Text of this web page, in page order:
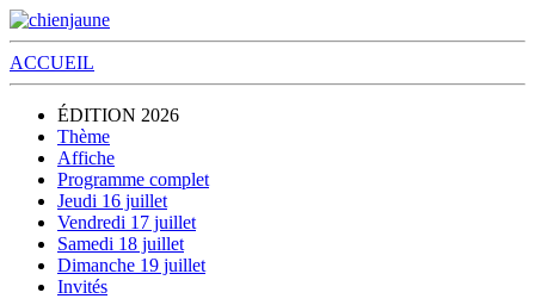
ACCUEIL
ÉDITION 2026
Thème
Affiche
Programme complet
Jeudi 16 juillet
Vendredi 17 juillet
Samedi 18 juillet
Dimanche 19 juillet
Invités